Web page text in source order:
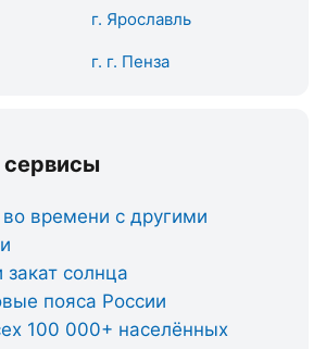
г. Ярославль
г. г. Пенза
времени с другими
закат солнца
пояса России
100 000+ населённых